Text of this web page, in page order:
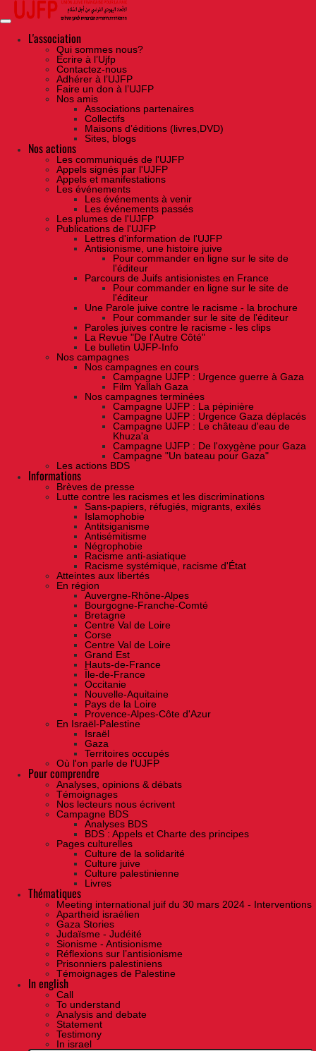
Skip
the
contentL'association
Qui sommes nous?
Ecrire à l’Ujfp
Contactez-nous
Adhérer à l’UJFP
Faire un don à l’UJFP
Nos amis
Associations partenaires
Collectifs
Maisons d’éditions (livres,DVD)
Sites, blogs
Nos actions
Les communiqués de l'UJFP
Appels signés par l'UJFP
Appels et manifestations
Les événements
Les événements à venir
Les événements passés
Les plumes de l'UJFP
Publications de l'UJFP
Lettres d'information de l'UJFP
Antisionisme, une histoire juive
Pour commander en ligne sur le site de
l'éditeur
Parcours de Juifs antisionistes en France
Pour commander en ligne sur le site de
l'éditeur
Une Parole juive contre le racisme - la brochure
Pour commander sur le site de l'éditeur
Paroles juives contre le racisme - les clips
La Revue "De l'Autre Côté"
Le bulletin UJFP-Info
Nos campagnes
Nos campagnes en cours
Campagne UJFP : Urgence guerre à Gaza
Film Yallah Gaza
Nos campagnes terminées
Campagne UJFP : La pépinière
Campagne UJFP : Urgence Gaza déplacés
Campagne UJFP : Le château d'eau de
Khuza'a
Campagne UJFP : De l'oxygène pour Gaza
Campagne "Un bateau pour Gaza"
Les actions BDS
Informations
Brèves de presse
Lutte contre les racismes et les discriminations
Sans-papiers, réfugiés, migrants, exilés
Islamophobie
Antitsiganisme
Antisémitisme
Négrophobie
Racisme anti-asiatique
Racisme systémique, racisme d'État
Atteintes aux libertés
En région
Auvergne-Rhône-Alpes
Bourgogne-Franche-Comté
Bretagne
Centre Val de Loire
Corse
Centre Val de Loire
Grand Est
Hauts-de-France
Île-de-France
Occitanie
Nouvelle-Aquitaine
Pays de la Loire
Provence-Alpes-Côte d'Azur
En Israël-Palestine
Israël
Gaza
Territoires occupés
Où l'on parle de l'UJFP
Pour comprendre
Analyses, opinions & débats
Témoignages
Nos lecteurs nous écrivent
Campagne BDS
Analyses BDS
BDS : Appels et Charte des principes
Pages culturelles
Culture de la solidarité
Culture juive
Culture palestinienne
Livres
Thématiques
Meeting international juif du 30 mars 2024 - Interventions
Apartheid israélien
Gaza Stories
Judaïsme - Judéité
Sionisme - Antisionisme
Réflexions sur l’antisionisme
Prisonniers palestiniens
Témoignages de Palestine
In english
Call
To understand
Analysis and debate
Statement
Testimony
In israel